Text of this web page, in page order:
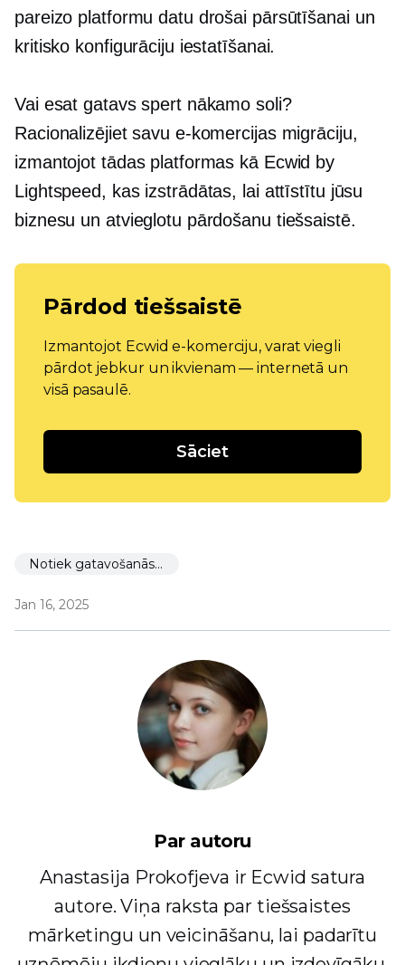
pareizo platformu datu drošai pārsūtīšanai un
kritisko konfigurāciju iestatīšanai.
Vai esat gatavs spert nākamo soli?
Racionalizējiet savu e-komercijas migrāciju,
izmantojot tādas platformas kā Ecwid by
Lightspeed, kas izstrādātas, lai attīstītu jūsu
biznesu un atvieglotu pārdošanu tiešsaistē.
Pārdod tiešsaistē
Izmantojot Ecwid e-komerciju, varat viegli
pārdot jebkur un ikvienam — internetā un
visā pasaulē.
Sāciet
Notiek gatavošanās palaišanai
Jan 16, 2025
Par autoru
Anastasija Prokofjeva ir Ecwid satura
autore. Viņa raksta par tiešsaistes
mārketingu un veicināšanu, lai padarītu